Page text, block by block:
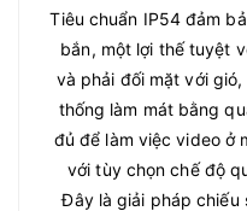
Tiêu chuẩn IP54 đảm
bắn, một lợi thế tuyệt
và phải đối mặt với
thống làm mát bằng
đủ để làm việc video ở
với tùy chọn chế độ
Đây là giải pháp chiếu